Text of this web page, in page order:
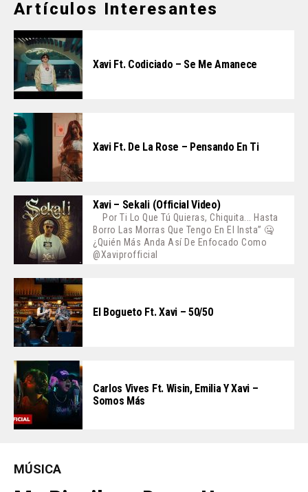
Artículos Interesantes
Xavi Ft. Codiciado – Se Me Amanece
Xavi Ft. De La Rose – Pensando En Ti
Xavi – Sekali (Official Video)
Por Ti Lo Que Tú Quieras, Chiquita... Hasta
Borro Las Morras Que Tengo En El Insta” 🤐
¿Quién Más Anda Así De Enfocado Como
@xaviprofficial
El Bogueto Ft. Xavi – 50/50
Carlos Vives Ft. Wisin, Emilia Y Xavi –
Somos Más
MÚSICA